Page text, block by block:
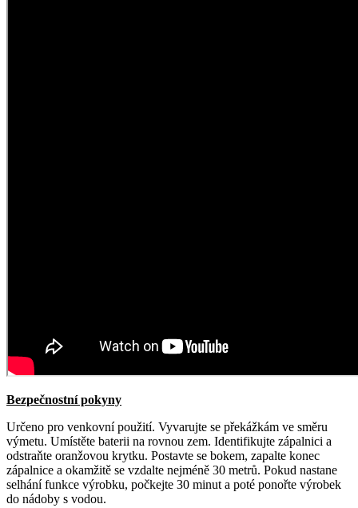
Bezpečnostní pokyny
Určeno pro venkovní použití. Vyvarujte se překážkám ve směru
výmetu. Umístěte baterii na rovnou zem. Identifikujte zápalnici a
odstraňte oranžovou krytku. Postavte se bokem, zapalte konec
zápalnice a okamžitě se vzdalte nejméně 30 metrů. Pokud nastane
selhání funkce výrobku, počkejte 30 minut a poté ponořte výrobek
do nádoby s vodou.